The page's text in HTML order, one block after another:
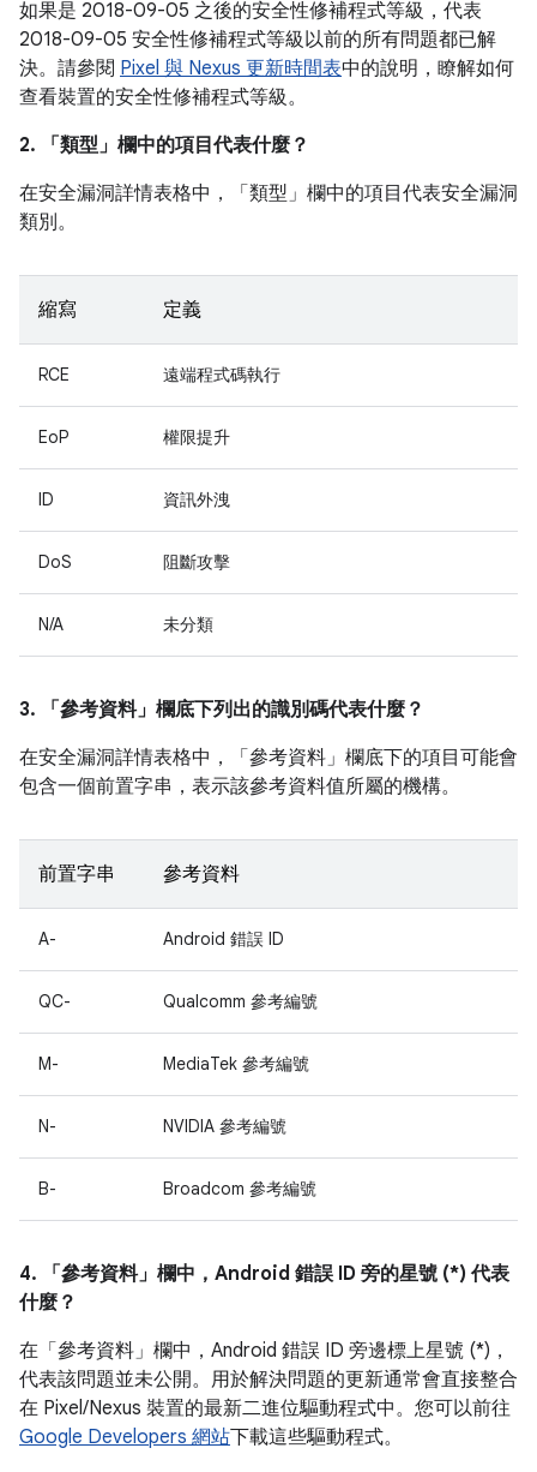
如果是 2018-09-05 之後的安全性修補程式等級，代表
2018-09-05 安全性修補程式等級以前的所有問題都已解
決。請參閱 Pixel 與 Nexus 更新時間表中的說明，瞭解如何
查看裝置的安全性修補程式等級。
2. 「類型」 欄中的項目代表什麼？
在安全漏洞詳情表格中，「類型」 欄中的項目代表安全漏洞
類別。
縮寫 定義
RCE 遠端程式碼執行
EoP 權限提升
ID 資訊外洩
DoS 阻斷攻擊
N/A 未分類
3. 「參考資料」 欄底下列出的識別碼代表什麼？
在安全漏洞詳情表格中，「參考資料」 欄底下的項目可能會
包含一個前置字串，表示該參考資料值所屬的機構。
前置字串 參考資料
A- Android 錯誤 ID
QC- Qualcomm 參考編號
M- MediaTek 參考編號
N- NVIDIA 參考編號
B- Broadcom 參考編號
4. 「參考資料」 欄中，Android 錯誤 ID 旁的星號 (*) 代表
什麼？
在「參考資料」 欄中，Android 錯誤 ID 旁邊標上星號 (*)，
代表該問題並未公開。用於解決問題的更新通常會直接整合
在 Pixel/Nexus 裝置的最新二進位驅動程式中。您可以前往
Google Developers 網站下載這些驅動程式。